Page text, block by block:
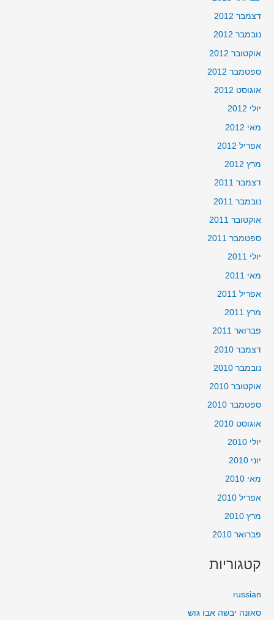
דצמבר 2012
נובמבר 2012
אוקטובר 2012
ספטמבר 2012
אוגוסט 2012
יולי 2012
מאי 2012
אפריל 2012
מרץ 2012
דצמבר 2011
נובמבר 2011
אוקטובר 2011
ספטמבר 2011
יולי 2011
מאי 2011
אפריל 2011
מרץ 2011
פברואר 2011
דצמבר 2010
נובמבר 2010
אוקטובר 2010
ספטמבר 2010
אוגוסט 2010
יולי 2010
יוני 2010
מאי 2010
אפריל 2010
מרץ 2010
פברואר 2010
קטגוריות
russian
סאונה יבשה אבו גוש